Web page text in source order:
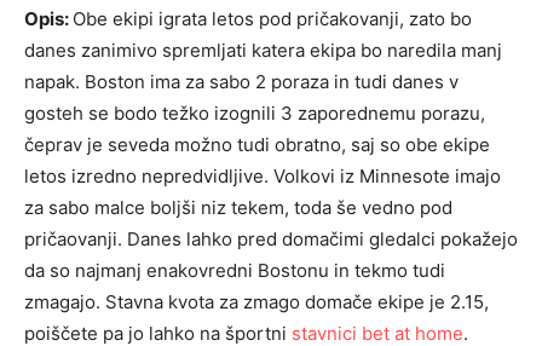
Opis: Obe ekipi igrata letos pod pričakovanji, zato bo
danes zanimivo spremljati katera ekipa bo naredila manj
napak. Boston ima za sabo 2 poraza in tudi danes v
gosteh se bodo težko izognili 3 zaporednemu porazu,
čeprav je seveda možno tudi obratno, saj so obe ekipe
letos izredno nepredvidljive. Volkovi iz Minnesote imajo
za sabo malce boljši niz tekem, toda še vedno pod
pričaovanji. Danes lahko pred domačimi gledalci pokažejo
da so najmanj enakovredni Bostonu in tekmo tudi
zmagajo. Stavna kvota za zmago domače ekipe je 2.15,
poiščete pa jo lahko na športni stavnici bet at home.